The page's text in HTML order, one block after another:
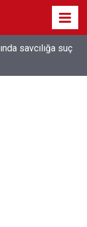
savcılığa suç